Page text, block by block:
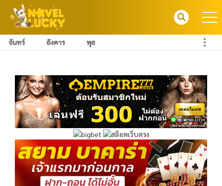
จันทร์ อังคาร พุธ